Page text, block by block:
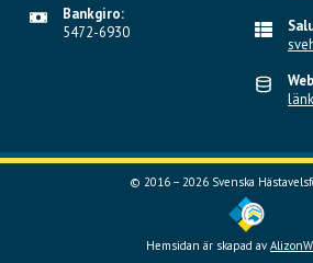
Bankgiro:
5472-6930
© 2016 – 2026 Svenska
Hemsidan är skapad av